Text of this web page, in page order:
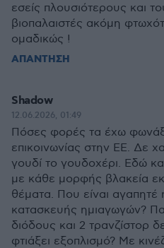
εσείς πλουσιότερους και
βιοπαλαιστές ακόμη
ομαδικώς !
ΑΠΑΝΤΗΣΗ
Shadow
12.06.2026, 01:49
Πόσες φορές τα έχω
επικοινωνίας στην ΕΕ. Δε
γουδί το γουδοχέρι. Εδώ
με κάθε μορφής βλακεία
θέματα. Που είναι αγαπητέ
κατασκευής ημιαγωγών?
διόδους και 2 τρανζίστορ
φτιάξει εξοπλισμό? Με